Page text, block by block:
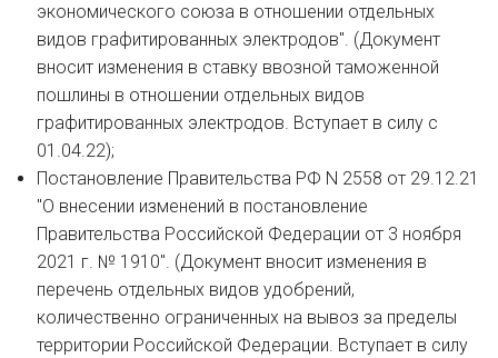
экономического союза в отношении отдельных
видов графитированных электродов". (Документ
вносит изменения в ставку ввозной таможенной
пошлины в отношении отдельных видов
графитированных электродов. Вступает в силу с
01.04.22);
Постановление Правительства РФ N 2558 от 29.12.21
"О внесении изменений в постановление
Правительства Российской Федерации от 3 ноября
2021 г. № 1910". (Документ вносит изменения в
перечень отдельных видов удобрений,
количественно ограниченных на вывоз за пределы
территории Российской Федерации. Вступает в силу